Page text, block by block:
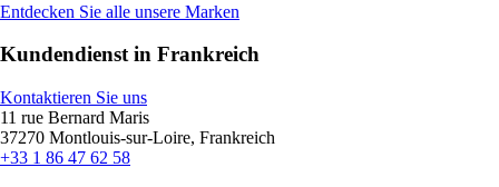
Entdecken Sie alle unsere Marken
Kundendienst in Frankreich
Kontaktieren Sie uns
11 rue Bernard Maris
37270 Montlouis-sur-Loire, Frankreich
+33 1 86 47 62 58